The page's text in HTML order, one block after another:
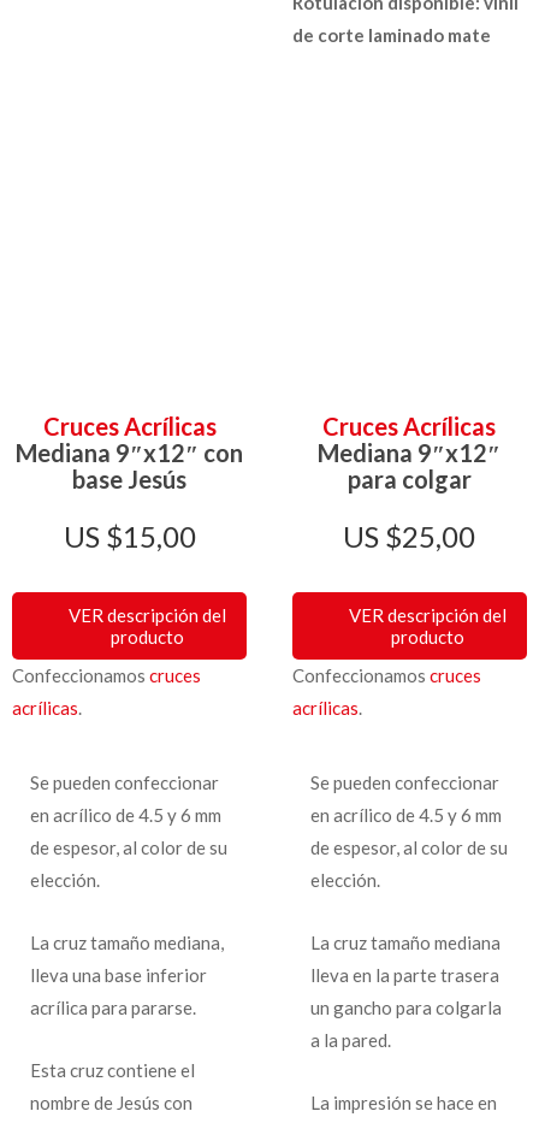
de corte laminado mate
Cruces Acrílicas
Mediana 9″x12″ con
base Jesús
$15,00
VER descripción del
producto
Confeccionamos cruces
acrílicas
Se pueden confeccionar
en acrílico de 4.5 y 6 mm
de espesor, al color de su
elección.
La cruz tamaño mediana,
lleva una base inferior
acrílica para pararse.
Esta cruz contiene el
nombre de Jesús con
Cruces Acrílicas
Mediana 9″x12″
para colgar
$25,00
VER descripción del
producto
Confeccionamos cruces
acrílicas
Se pueden confeccionar
en acrílico de 4.5 y 6 mm
de espesor, al color de su
elección.
La cruz tamaño mediana
lleva en la parte trasera
un gancho para colgarla
a la pared.
La impresión se hace en